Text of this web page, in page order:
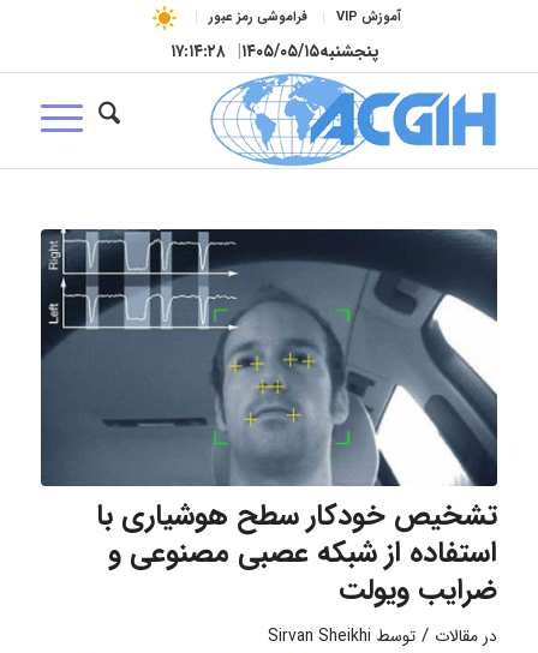
آموزش VIP فراموشی رمز عبور
پنجشنبه۱۴۰۵/۰۵/۱۵| ۱۷:۱۴:۲۹
تشخیص خودکار سطح هوشیاری با
استفاده از شبکه عصبی مصنوعی و
ضرایب ویولت
در مقالات / توسط Sirvan Sheikhi